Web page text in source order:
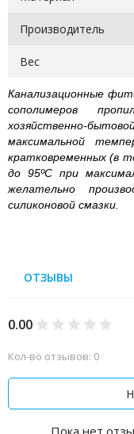
Производитель
Вес
Канализационные
сополимеров
хозяйственно-
максимальной
кратковременных (в
до 95ºС при
желательно
силиконовой смазки.
ОТЗЫВЫ
0.00
Кол-во отзывов: 0
Пока нет